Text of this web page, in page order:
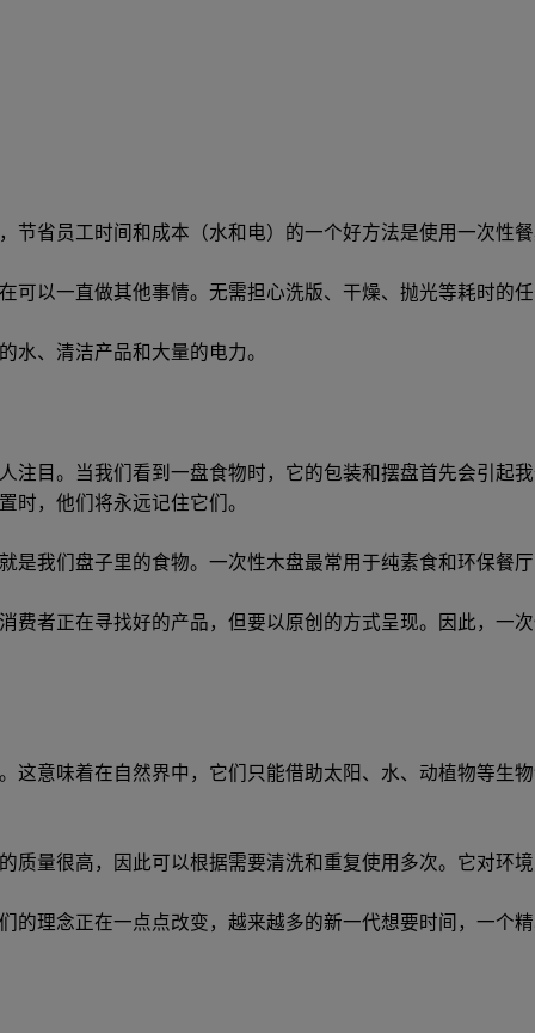
节省员工时间和成本（水和电）的一个好方法是使用一次性
可以一直做其他事情。无需担心洗版、干燥、抛光等耗时的
、清洁产品和大量的电力。
注目。当我们看到一盘食物时，它的包装和摆盘首先会引起
，他们将永远记住它们。
是我们盘子里的食物。一次性木盘最常用于纯素食和环保餐
费者正在寻找好的产品，但要以原创的方式呈现。因此，一
这意味着在自然界中，它们只能借助太阳、水、动植物等生
量很高，因此可以根据需要清洗和重复使用多次。它对环
的理念正在一点点改变，越来越多的新一代想要时间，一个